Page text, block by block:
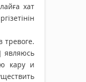
хат
являюсь
кару и